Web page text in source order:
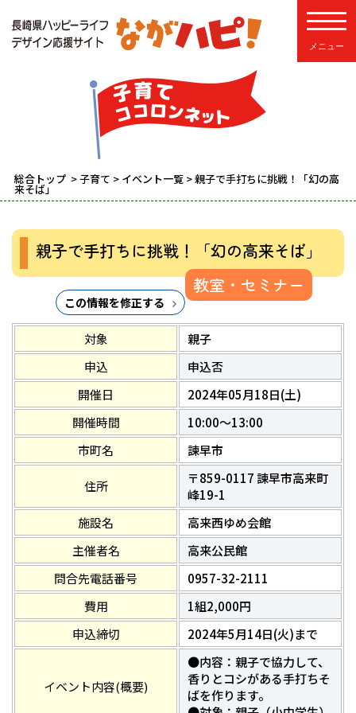
総合トップ >子育て > イベント一覧 > 親子で手打ちに挑戦！「幻の高
来そば」
親子で手打ちに挑戦！「幻の高来そば」
教室・セミナー
この情報を修正する
対象
親子
申込
申込否
開催日
2024年05月18日(土)
開催時間
10:00～13:00
市町名
諫早市
住所
〒859-0117 諫早市高来町
峰19-1
施設名
高来西ゆめ会館
主催者名
高来公民館
問合先電話番号
0957-32-2111
費用
1組2,000円
申込締切
2024年5月14日(火)まで
イベント内容(概要)
●内容：親子で協力して、
香りとコシがある手打ちそ
ばを作ります。